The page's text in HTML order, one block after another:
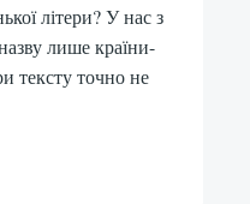
літери? У нас з
лише країни-
тексту точно не